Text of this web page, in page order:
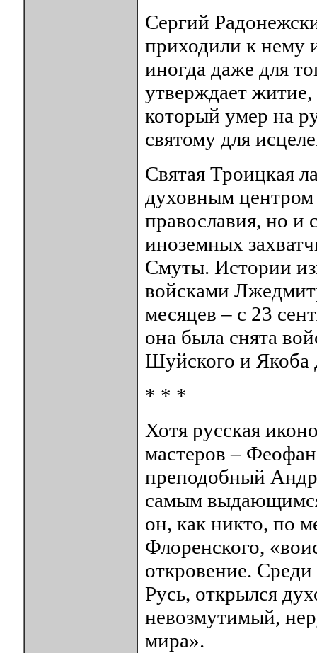
Сергий
приходили к нему
иногда даже для
утверждает
который умер на
святому для
Святая Троицкая
духовным
православия, но и
иноземных
Смуты. Истории
войсками
месяцев – с 23
она была снята
Шуйского и Якоба
* * *
Хотя русская
мастеров –
преподобный
самым
он, как никто, по
Флоренского,
откровение. Среди
Русь, открылся
невозмутимый,
мира».